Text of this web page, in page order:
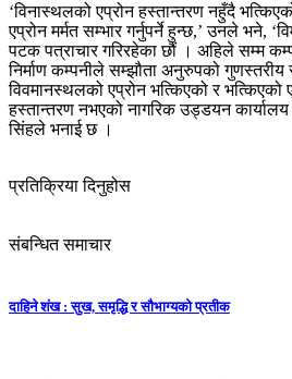
‘विनास्थलको एप्रोन हस्तान्तरण नहुँदै
एप्रोन मर्मत सम्भार गर्नुपर्ने हुन्छ,’ उनले भने,
पटक पत्राचार गरिरहेका छौं । अहिले सम्म
निर्माण कम्पनीले सम्झौता अनुरुपको गुणस्तरीय
विवमानस्थलको एप्रोन भत्किएको र भत्किएको
हस्तान्तरण नभएको नागरिक उड्डयन
सिंहले भनाई छ ।
प्रतिक्रिया दिनुहोस
संबन्धित समाचार
दाहिने शंख : सुख, समृद्धि र सौभाग्यको प्रतीक